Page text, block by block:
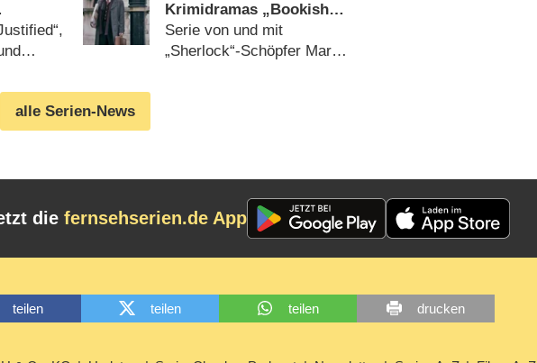
und
Krimidramas „Bookish“
und zwei weitere
Premieren im Oktober bei
Serie von und mit
„Sherlock“-Schöpfer Mark
alle Serien-News
die fernsehserien.de App
teilen teilen teilen drucken